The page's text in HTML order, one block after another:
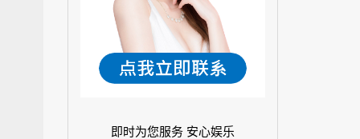
即时为您服务 安心娱乐